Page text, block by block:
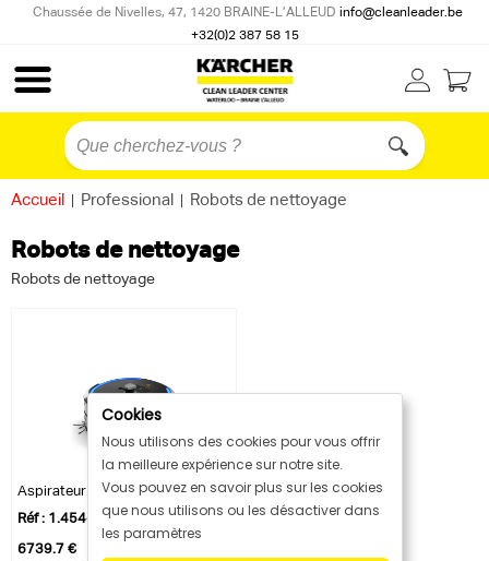
Chaussée de Nivelles, 47, 1420 BRAINE-L’ALLEUD info@cleanleader.be
+32(0)2 387 58 15
Accueil Professional Robots de nettoyage
Robots de nettoyage
Robots de nettoyage
Aspirateur autonome KIRA CV 50
Réf : 1.454-500.0
6739.7 €
Cookies
Nous utilisons des cookies pour vous offrir
la meilleure expérience sur notre site.
Vous pouvez en savoir plus sur les cookies
que nous utilisons ou les désactiver dans
les paramètres